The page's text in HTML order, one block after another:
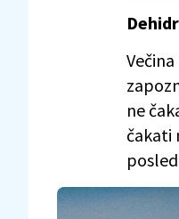
ne
čakati